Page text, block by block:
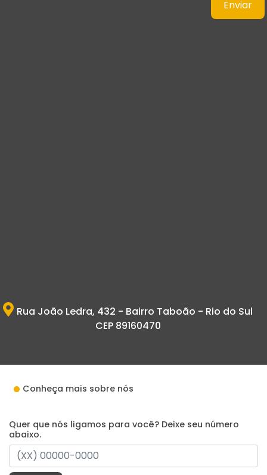
Enviar
Rua João Ledra, 432 - Bairro Taboão - Rio do Sul
CEP 89160470
Conheça mais sobre nós
Quer que nós ligamos para você? Deixe seu número
abaixo.